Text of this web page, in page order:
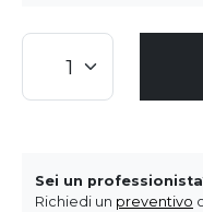
Sei un
Richiedi un preventivo